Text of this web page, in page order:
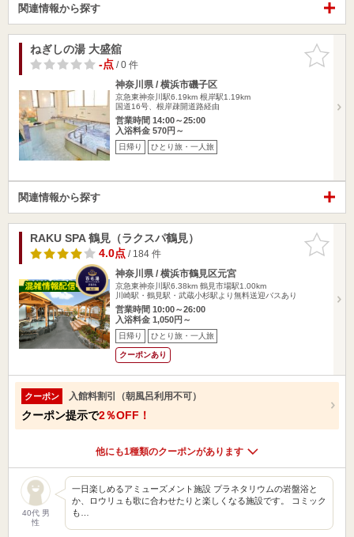
関連情報から探す
お気に入
りに追加
ねぎしの湯 大盛舘
-点/ 0 件
神奈川県 / 横浜市磯子区
京急東神奈川駅6.19km 根岸駅1.19km
国道16号、根岸疎開道路経由
営業時間 14:00～25:00
入浴料金 570円～
日帰り ひとり旅・一人旅
関連情報から探す
お気に入
りに追加
RAKU SPA 鶴見（ラクスパ鶴見）
4.0点/ 184 件
神奈川県 / 横浜市鶴見区元宮
京急東神奈川駅6.38km 鶴見市場駅1.00km
川崎駅・鶴見駅・武蔵小杉駅より無料送迎バスあり
営業時間 10:00～26:00
入浴料金 1,050円～
日帰り ひとり旅・一人旅
クーポンあり
クーポン 入館料割引（朝風呂利用不可）
クーポン提示で2％OFF！
他にも1種類のクーポンがあります
40代 男
性
一日楽しめるアミューズメント施設 プラネタリウムの岩盤浴と
か、ロウリュも歌に合わせたりと楽しくなる施設です。 コミック
も…